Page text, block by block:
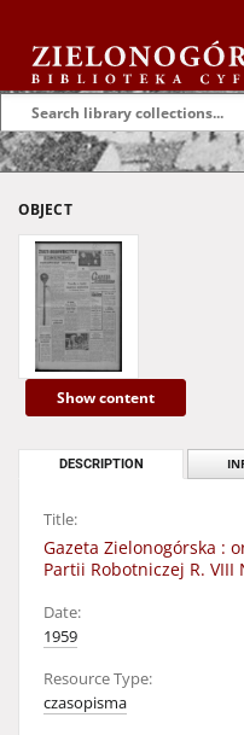
OBJECT
Show content
DESCRIPTION
Title:
Gazeta Zielonogórska :
Partii Robotniczej R. VIII
Date:
1959
Resource Type:
czasopisma